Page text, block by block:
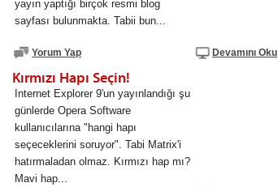
yayın yaptığı birçok resmi blog
sayfası bulunmakta. Tabii bun...
Yorum Yap Devamını Oku
Kırmızı Hapı Seçin!
Internet Explorer 9'un yayınlandığı şu
günlerde Opera Software
kullanıcılarına "hangi hapı
seçeceklerini soruyor". Tabi Matrix'i
hatırmaladan olmaz. Kırmızı hap mı?
Mavi hap...